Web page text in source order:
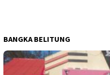
BANGKA BELITUNG